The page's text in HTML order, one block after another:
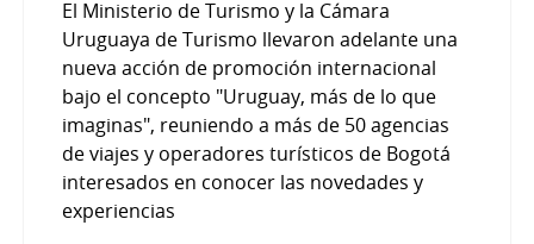
El Ministerio de Turismo y la Cámara
Uruguaya de Turismo llevaron adelante una
nueva acción de promoción internacional
bajo el concepto "Uruguay, más de lo que
imaginas", reuniendo a más de 50 agencias
de viajes y operadores turísticos de Bogotá
interesados en conocer las novedades y
experiencias